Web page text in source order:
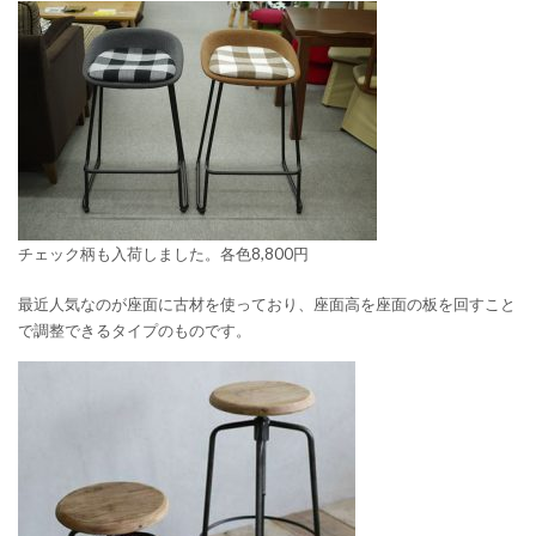
チェック柄も入荷しました。各色8,800円
最近人気なのが座面に古材を使っており、座面高を座面の板を回すこと
で調整できるタイプのものです。